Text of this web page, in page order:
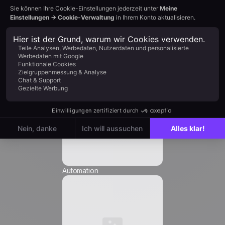
Einfluss auf das Ziel: hoch
Automation
Nachname *
Unternehmen *
Position *